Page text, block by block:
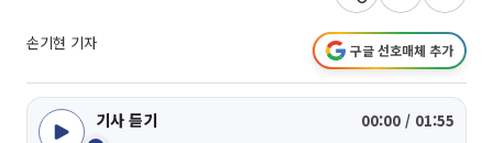
손기현 기자 구글 선호매체 추가
기사 듣기 00:00 / 01:55